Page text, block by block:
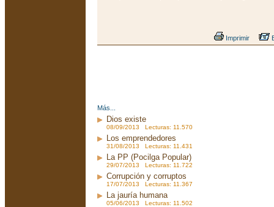
Imprimir
Más...
Dios existe
08/09/2013 Lecturas: 11.570
Los emprendedores
31/08/2013 Lecturas: 11.431
La PP (Pocilga Popular)
29/07/2013 Lecturas: 11.722
Corrupción y corruptos
17/07/2013 Lecturas: 11.367
La jauría humana
05/06/2013 Lecturas: 11.502